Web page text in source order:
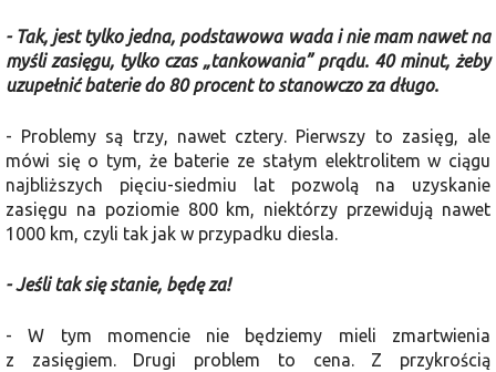
- Tak, jest tylko jedna, podstawowa wada i nie mam nawet na
myśli zasięgu, tylko czas „tankowania” prądu. 40 minut, żeby
uzupełnić baterie do 80 procent to stanowczo za długo.
- Problemy są trzy, nawet cztery. Pierwszy to zasięg, ale
mówi się o tym, że baterie ze stałym elektrolitem w ciągu
najbliższych pięciu-siedmiu lat pozwolą na uzyskanie
zasięgu na poziomie 800 km, niektórzy przewidują nawet
1000 km, czyli tak jak w przypadku diesla.
- Jeśli tak się stanie, będę za!
- W tym momencie nie będziemy mieli zmartwienia
z zasięgiem. Drugi problem to cena. Z przykrością